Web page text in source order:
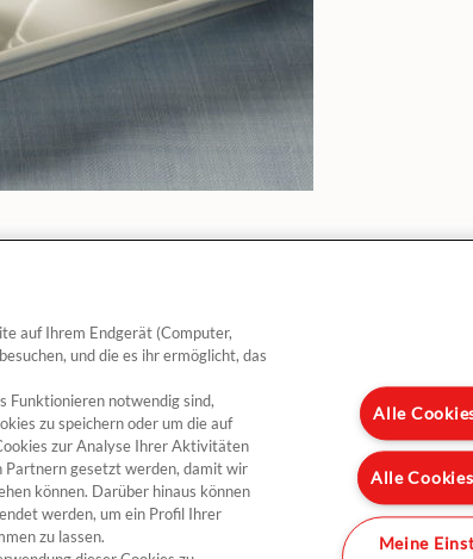
mit Président
Maure Ziegenkäse
Produkte
Camembert L’Original
Meersalzbutter
auf Ihrem Endgerät (Computer,
und die es ihr ermöglicht, das
Funktionieren notwendig sind,
zu speichern oder um die auf
zur Analyse Ihrer Aktivitäten
Partnern gesetzt werden, damit wir
können. Darüber hinaus können
werden, um ein Profil Ihrer
zu lassen.
Alle
Alle
Meine